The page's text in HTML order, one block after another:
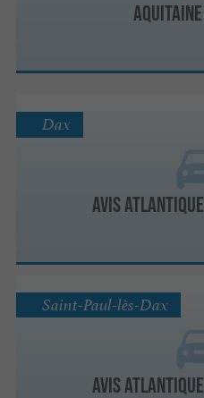
Avis
Dax
Avis
Saint-Paul-lès-Dax